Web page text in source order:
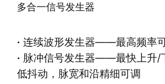
多合一信号发生器
· 连续波形发生器——最高频率
· 脉冲信号发生器——最快上升/
低抖动，脉宽和沿精细可调